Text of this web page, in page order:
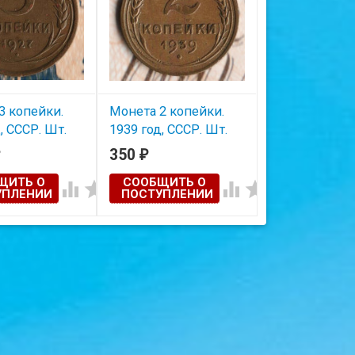
копейки.
СССР. Шт.
О
 
Монета 2 копейки.
1939 год, СССР. Шт.
1.1В.
350 ₽
СООБЩИТЬ О
ПОСТУПЛЕНИИ
 